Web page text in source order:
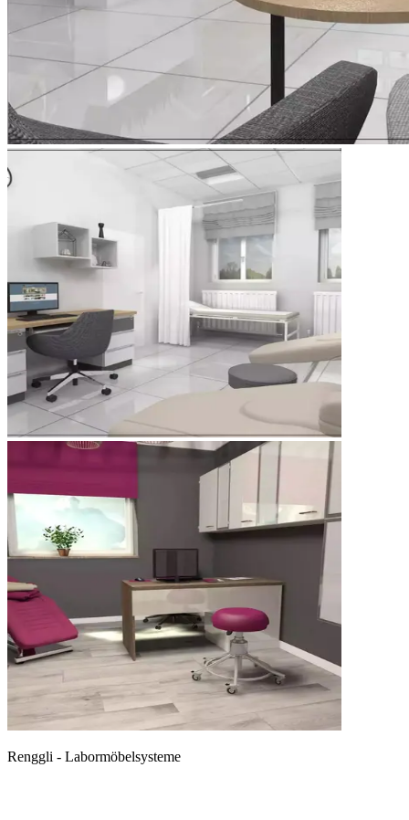
Renggli - Labormöbelsysteme